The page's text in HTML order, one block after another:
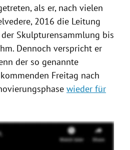
als er, nach vielen
, 2016 die Leitung
Skulpturensammlung bis
Dennoch verspricht er
der so genannte
Freitag nach
wieder für